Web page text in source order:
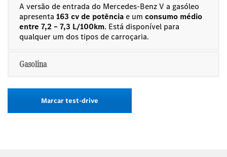
A versão de entrada do Mercedes-Benz V a gasóleo
apresenta 163 cv de potênciae um consumo médio
entre 7,2 – 7,3 L/100km. Está disponível para
qualquer um dos tipos de carroçaria.
Gasolina
Marcar test-drive